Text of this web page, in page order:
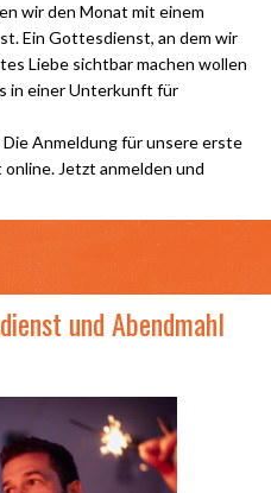
wir den Monat mit einem
Ein Gottesdienst, an dem wir
Liebe sichtbar machen wollen
in einer Unterkunft für
Die Anmeldung für unsere erste
Jetzt anmelden und
und Abendmahl